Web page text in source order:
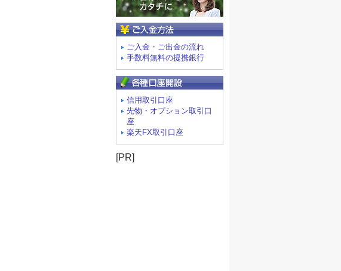
ご入金・ご出金の流れ
手数料無料の提携銀行
信用取引口座
先物・オプション取引口
座
楽天FX取引口座
[PR]